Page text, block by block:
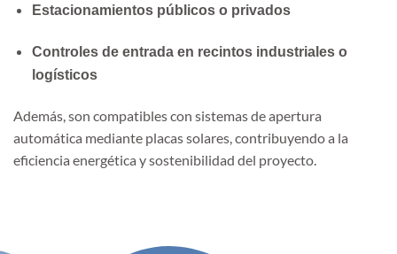
Estacionamientos públicos o privados
Controles de entrada en recintos industriales o
logísticos
Además, son compatibles con sistemas de apertura
automática mediante placas solares, contribuyendo a la
eficiencia energética y sostenibilidad del proyecto.